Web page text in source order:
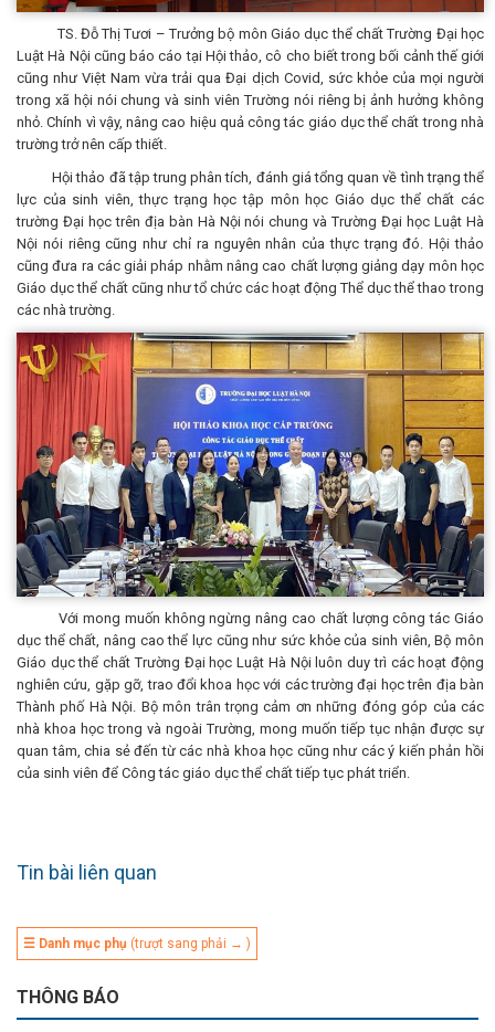
TS. Đỗ Thị Tươi – Trưởng bộ môn Giáo dục thể chất Trường Đại học
Luật Hà Nội cũng báo cáo tại Hội thảo, cô cho biết trong bối cảnh thế giới
cũng như Việt Nam vừa trải qua Đại dịch Covid, sức khỏe của mọi người
trong xã hội nói chung và sinh viên Trường nói riêng bị ảnh hưởng không
nhỏ. Chính vì vậy, nâng cao hiệu quả công tác giáo dục thể chất trong nhà
trường trở nên cấp thiết.
Hội thảo đã tập trung phân tích, đánh giá tổng quan về tình trạng thể
lực của sinh viên, thực trạng học tập môn học Giáo dục thể chất các
trường Đại học trên địa bàn Hà Nội nói chung và Trường Đại học Luật Hà
Nội nói riêng cũng như chỉ ra nguyên nhân của thực trạng đó. Hội thảo
cũng đưa ra các giải pháp nhằm nâng cao chất lượng giảng dạy môn học
Giáo dục thể chất cũng như tổ chức các hoạt động Thể dục thể thao trong
các nhà trường.
Với mong muốn không ngừng nâng cao chất lượng công tác Giáo
dục thể chất, nâng cao thể lực cũng như sức khỏe của sinh viên, Bộ môn
Giáo dục thể chất Trường Đại học Luật Hà Nội luôn duy trì các hoạt động
nghiên cứu, gặp gỡ, trao đổi khoa học với các trường đại học trên địa bàn
Thành phố Hà Nội. Bộ môn trân trọng cảm ơn những đóng góp của các
nhà khoa học trong và ngoài Trường, mong muốn tiếp tục nhận được sự
quan tâm, chia sẻ đến từ các nhà khoa học cũng như các ý kiến phản hồi
của sinh viên để Công tác giáo dục thể chất tiếp tục phát triển.
Tin bài liên quan
☰ Danh mục phụ (trượt sang phải → )
THÔNG BÁO